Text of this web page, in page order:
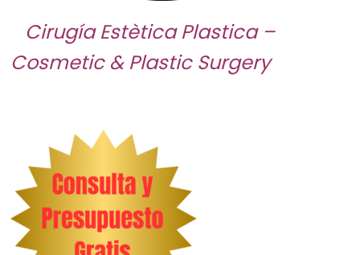
Cirugía Estètica Plastica –
Cosmetic & Plastic Surgery